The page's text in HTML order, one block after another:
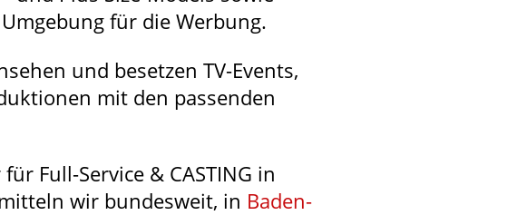
für die Werbung.
und besetzen TV-Events,
mit den passenden
Full-Service & CASTING in
wir bundesweit, in Baden-